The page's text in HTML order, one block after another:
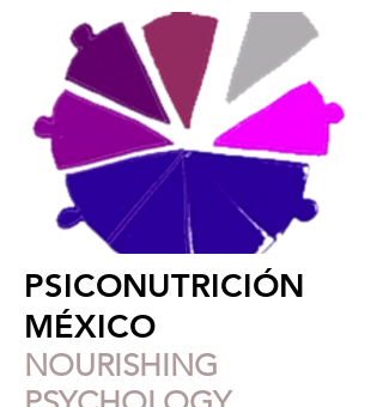
PSICONUTRICIÓN
MÉXICO
NOURISHING